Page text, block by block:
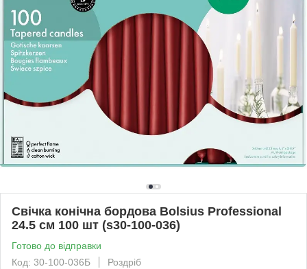
Свічка конічна бордова Bolsius Professional
24.5 см 100 шт (s30-100-036)
Готово до відправки
Код: 30-100-036Б
Роздріб